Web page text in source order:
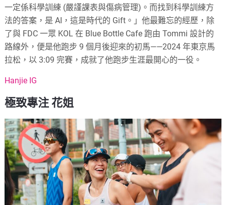
一定係科學訓練 (嚴謹課表與傷病管理)。而找到科學訓練方
法的答案，是 AI，這是時代的 Gift。」他最難忘的經歷，除
了與 FDC 一眾 KOL 在 Blue Bottle Cafe 跑由 Tommi 設計的
路線外，便是他跑步 9 個月後迎來的初馬——2024 年東京馬
拉松，以 3:09 完賽，成就了他跑步生涯最開心的一役。
Hanjie IG
極致專注 花姐